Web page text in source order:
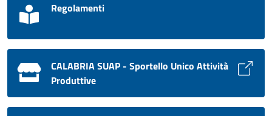
Regolamenti
CALABRIA SUAP - Sportello Unico Attività
Produttive